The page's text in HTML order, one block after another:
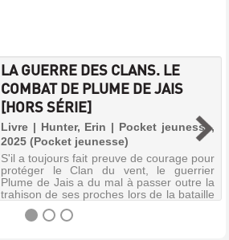
LA GUERRE DES CLANS. LE
COMBAT DE PLUME DE JAIS
[HORS SÉRIE]
Livre | Hunter, Erin | Pocket jeunesse,
2025 (Pocket jeunesse)
S'il a toujours fait preuve de courage pour
protéger le Clan du vent, le guerrier
Plume de Jais a du mal à passer outre la
trahison de ses proches lors de la bataille
contre la Forêt sombre, notamment celle
de son fils Pelage de B...